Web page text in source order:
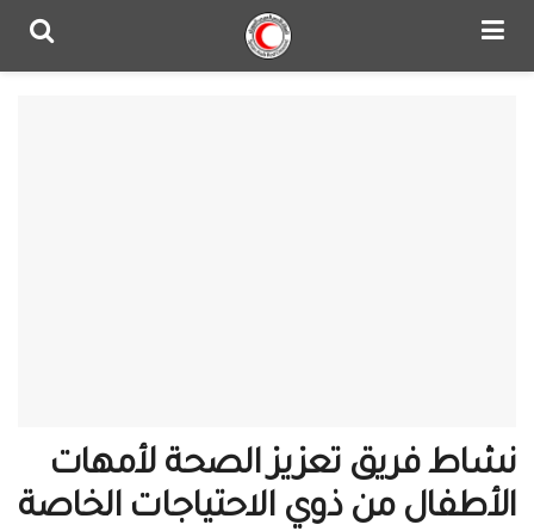
نشاط فريق تعزيز الصحة لأمهات
الأطفال من ذوي الاحتياجات الخاصة